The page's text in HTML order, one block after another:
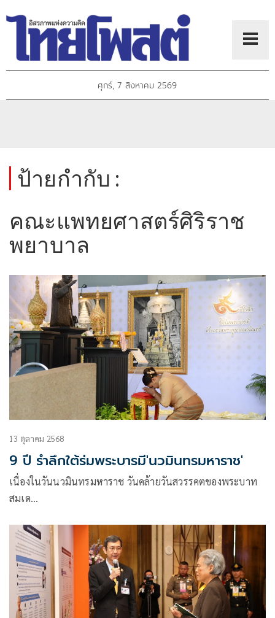
ศุกร์, 7 สิงหาคม 2569
ป้ายกำกับ :
คณะแพทยศาสตร์ศิริราช
พยาบาล
13 ตุลาคม 2568
9 ปี รำลึกใต้ร่มพระบารมี'นวมินทรมหาราช'
เนื่องในวันนวมินทรมหาราช วันคล้ายวันสวรรคตของพระบาท
สมเด…